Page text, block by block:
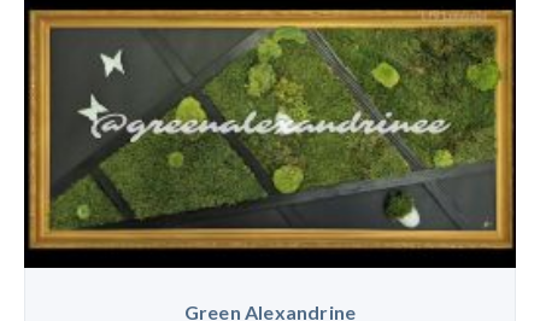
Green Alexandrine